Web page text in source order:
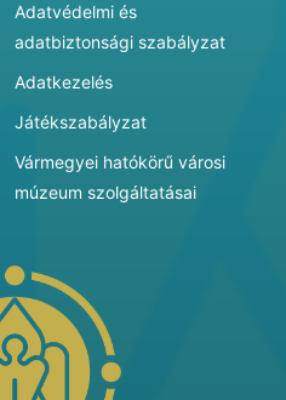
Adatvédelmi és
adatbiztonsági szabályzat
Adatkezelés
Játékszabályzat
Vármegyei hatókörű városi
múzeum szolgáltatásai